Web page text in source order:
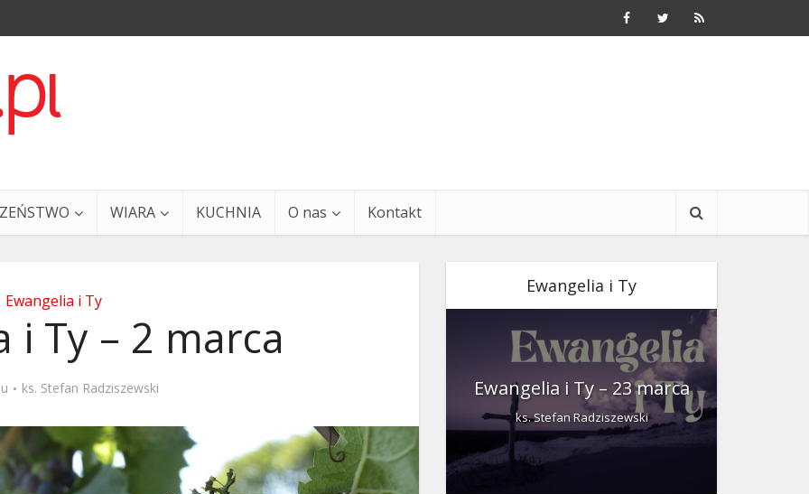
WIARA KUCHNIA O nas Kontakt
Ewangelia i Ty
i Ty – 2 marca
ks. Stefan Radziszewski
Ewangelia i Ty
i Ty – 29 grudnia Ewangelia i Ty – 23 marca
ks. Stefan Radziszewski